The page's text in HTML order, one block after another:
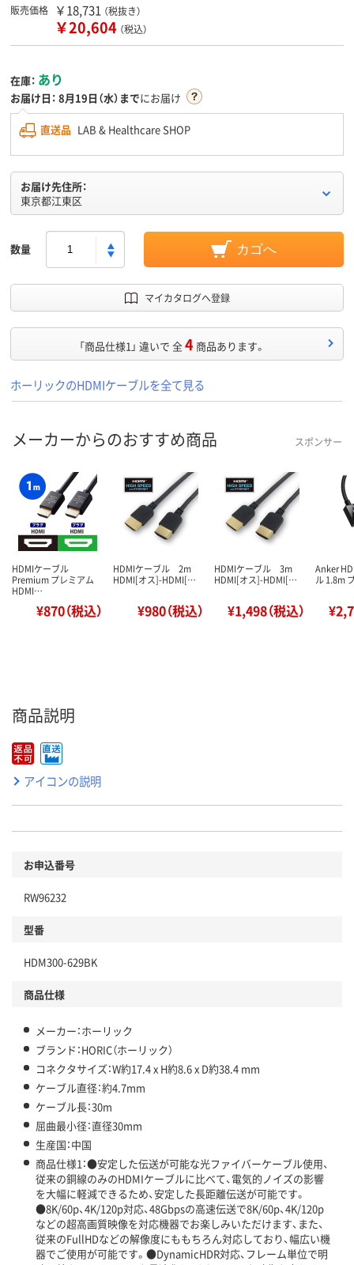
販売価格 ￥18,731 （税抜き）
￥20,604 （税込）
在庫： あり
お届け日： 8月19日（水）までにお届け
直送品 LAB & Healthcare SHOP
お届け先住所：
東京都江東区
数量 カゴへ
マイカタログへ登録
「商品仕様1」 違いで 全4 商品あります。
ホーリックのHDMIケーブルを全て見る
メーカーからのおすすめ商品 スポンサー
HDMIケーブル
Premium プレミアム
HDMI…
¥870（税込）
HDMIケーブル 2m
HDMI[オス]-HDMI[…
¥980（税込）
HDMIケーブル 3m
HDMI[オス]-HDMI[…
¥1,498（税込）
Anker
ル 1.8m
商品説明
アイコンの説明
お申込番号
RW96232
型番
HDM300-629BK
商品仕様
メーカー：ホーリック
ブランド：HORIC（ホーリック）
コネクタサイズ：W約17.4 x H約8.6 x D約38.4 mm
ケーブル直径：約4.7mm
ケーブル長：30m
屈曲最小径：直径30mm
生産国：中国
商品仕様1：●安定した伝送が可能な光ファイバーケーブル使用、
従来の銅線のみのHDMIケーブルに比べて、電気的ノイズの影響
を大幅に軽減できるため、安定した長距離伝送が可能です。
●8K/60p、4K/120p対応、48Gbpsの高速伝送で8K/60p、4K/120p
などの超高画質映像を対応機器でお楽しみいただけます、また、
従来のFullHDなどの解像度にももちろん対応しており、幅広い機
器でご使用が可能です。●DynamicHDR対応、フレーム単位で明